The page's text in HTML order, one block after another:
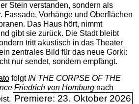
Stein verstanden, sondern als
Fassade, Vorhänge und Oberflächen
Das Haus hört, nimmt
gibt sie zurück. Die Stadt bleibt
tritt akustisch in das Theater
zentrales Bild für das neue Gorki:
nur sendet, sondern empfängt.
folgtIN THE CORPSE OF THE
Friedrich von Homburgnach
Premiere: 23. Oktober 2026